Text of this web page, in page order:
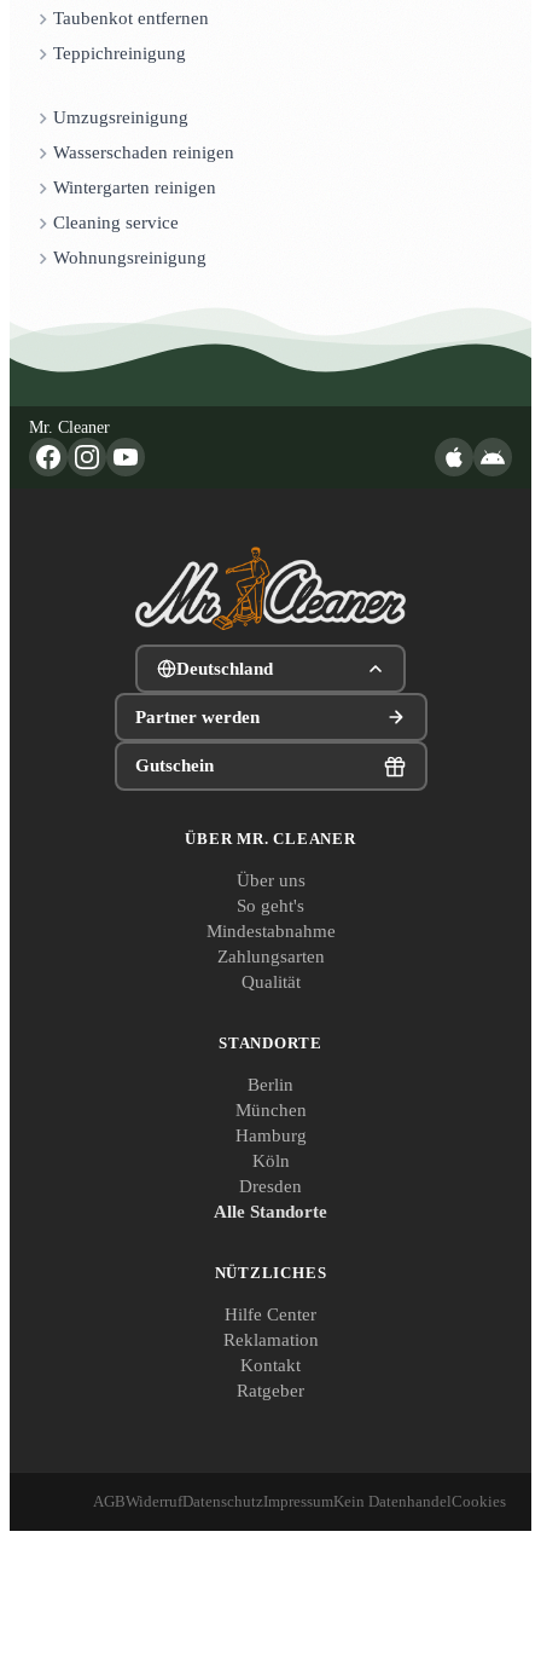
Taubenkot entfernen
Teppichreinigung
Umzugsreinigung
Wasserschaden reinigen
Wintergarten reinigen
Cleaning service
Wohnungsreinigung
Mr. Cleaner
Deutschland
Partner werden
Gutschein
ÜBER MR. CLEANER
Über uns
So geht's
Mindestabnahme
Zahlungsarten
Qualität
STANDORTE
Berlin
München
Hamburg
Köln
Dresden
Alle Standorte
NÜTZLICHES
Hilfe Center
Reklamation
Kontakt
Ratgeber
AGBWiderrufDatenschutzImpressumKein DatenhandelCookies